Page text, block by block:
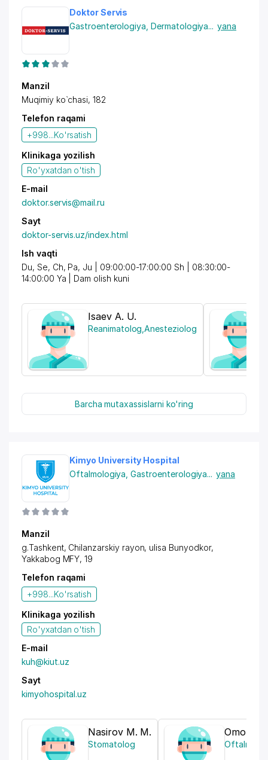
Doktor Servis
Gastroenterologiya ,Dermatologiya... yana
Manzil
Muqimiy ko`chasi, 182
Telefon raqami
+998...Ko'rsatish
Klinikaga yozilish
Ro'yxatdan o'tish
E-mail
doktor.servis@mail.ru
Sayt
doktor-servis.uz/index.html
Ish vaqti
Du, Se, Ch, Pa, Ju | 09:00:00-17:00:00 Sh | 08:30:00-
14:00:00 Ya | Dam olish kuni
Isaev A. U.
Reanimatolog ,Anesteziolog
Barcha mutaxassislarni ko'ring
Kimyo University Hospital
Oftalmologiya ,Gastroenterologiya... yana
Manzil
g.Tashkent, Chilanzarskiy rayon, ulisa Bunyodkor,
Yakkabog MFY, 19
Telefon raqami
+998...Ko'rsatish
Klinikaga yozilish
Ro'yxatdan o'tish
E-mail
kuh@kiut.uz
Sayt
kimyohospital.uz
Nasirov M. M.
Stomatolog